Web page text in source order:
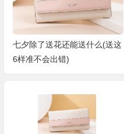
七夕除了送花还能送什么(送这
6样准不会出错)